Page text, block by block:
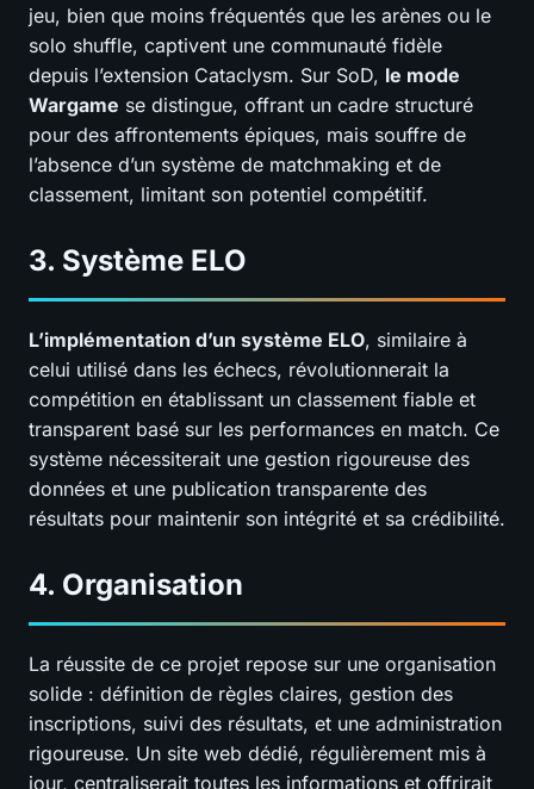
jeu, bien que moins fréquentés que les arènes ou le
solo shuffle, captivent une communauté fidèle
depuis l’extension Cataclysm. Sur SoD, le mode
Wargame se distingue, offrant un cadre structuré
pour des affrontements épiques, mais souffre de
l’absence d’un système de matchmaking et de
classement, limitant son potentiel compétitif.
3. Système ELO
L’implémentation d’un système ELO, similaire à
celui utilisé dans les échecs, révolutionnerait la
compétition en établissant un classement fiable et
transparent basé sur les performances en match. Ce
système nécessiterait une gestion rigoureuse des
données et une publication transparente des
résultats pour maintenir son intégrité et sa crédibilité.
4. Organisation
La réussite de ce projet repose sur une organisation
solide : définition de règles claires, gestion des
inscriptions, suivi des résultats, et une administration
rigoureuse. Un site web dédié, régulièrement mis à
jour, centraliserait toutes les informations et offrirait